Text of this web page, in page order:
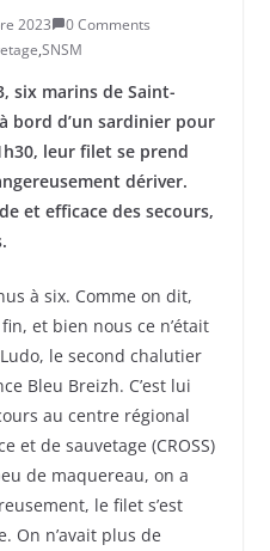
2023
0 Comments
,SNSM
six marins de Saint-
bord d’un sardinier pour
leur filet se prend
dériver.
et efficace des secours,
à six. Comme on dit,
et bien nous ce n’était
le second chalutier
Bleu Breizh. C’est lui
au centre régional
et de sauvetage (CROSS)
de maquereau, on a
le filet s’est
On n’avait plus de